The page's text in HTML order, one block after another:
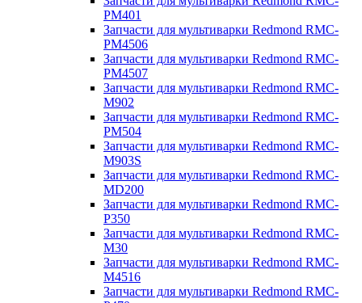
PM401
Запчасти для мультиварки Redmond RMC-
PM4506
Запчасти для мультиварки Redmond RMC-
PM4507
Запчасти для мультиварки Redmond RMC-
M902
Запчасти для мультиварки Redmond RMC-
PM504
Запчасти для мультиварки Redmond RMC-
M903S
Запчасти для мультиварки Redmond RMC-
MD200
Запчасти для мультиварки Redmond RMC-
P350
Запчасти для мультиварки Redmond RMC-
M30
Запчасти для мультиварки Redmond RMC-
M4516
Запчасти для мультиварки Redmond RMC-